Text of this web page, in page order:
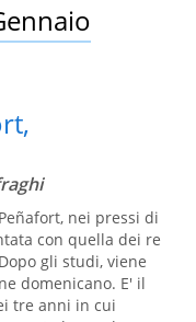
nei pressi di
con quella dei re
gli studi, viene
domenicano. E' il
tre anni in cui